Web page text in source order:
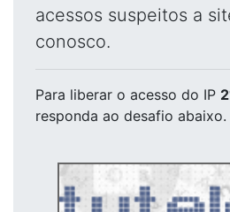
acessos suspeitos a
conosco.
Para liberar o acesso do IP
responda ao desafio abaixo.